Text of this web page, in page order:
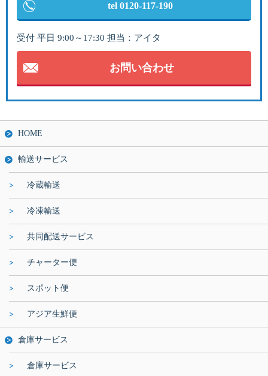
tel 0120-117-190
受付 平日 9:00～17:30 担当：アイタ
お問い合わせ
HOME
輸送サービス
冷蔵輸送
冷凍輸送
共同配送サービス
チャーター便
スポット便
アジア生鮮便
倉庫サービス
倉庫サービス